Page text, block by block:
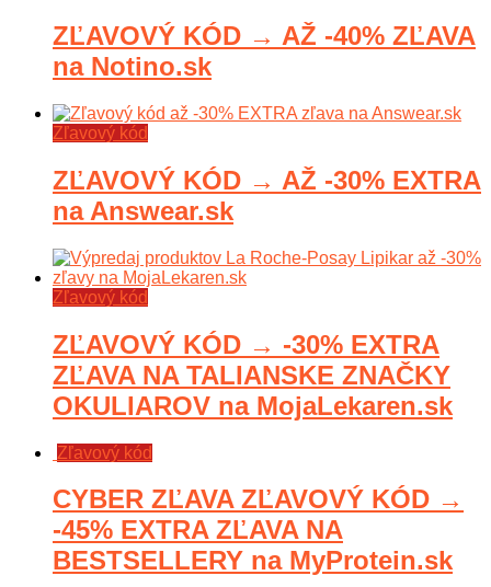
ZĽAVOVÝ KÓD → AŽ -40% ZĽAVA
na Notino.sk
Zľavový kód
ZĽAVOVÝ KÓD → AŽ -30% EXTRA
na Answear.sk
Zľavový kód
ZĽAVOVÝ KÓD → -30% EXTRA
ZĽAVA NA TALIANSKE ZNAČKY
OKULIAROV na MojaLekaren.sk
Zľavový kód
CYBER ZĽAVA ZĽAVOVÝ KÓD →
-45% EXTRA ZĽAVA NA
BESTSELLERY na MyProtein.sk